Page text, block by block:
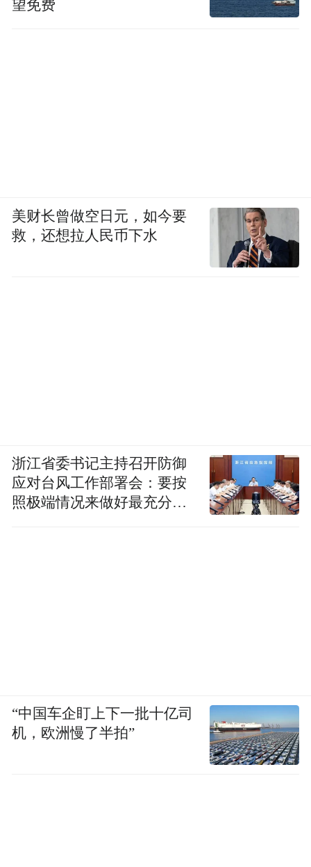
望免费
美财长曾做空日元，如今要
救，还想拉人民币下水
浙江省委书记主持召开防御
应对台风工作部署会：要按
照极端情况来做好最充分的
“中国车企盯上下一批十亿司
机，欧洲慢了半拍”